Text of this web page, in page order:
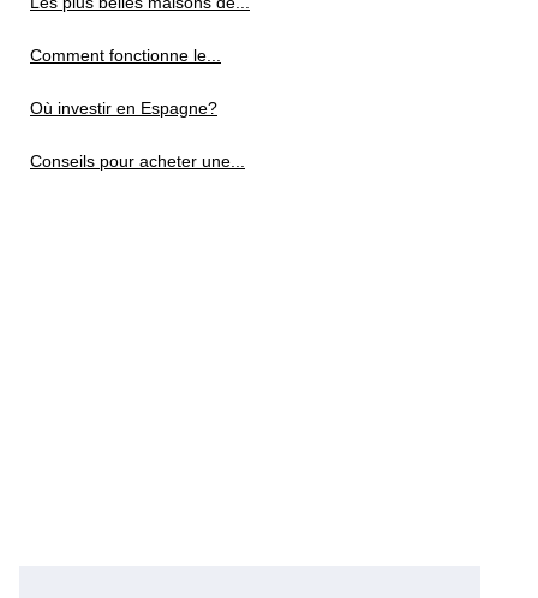
Comment fonctionne le...
Où investir en Espagne?
Conseils pour acheter une...